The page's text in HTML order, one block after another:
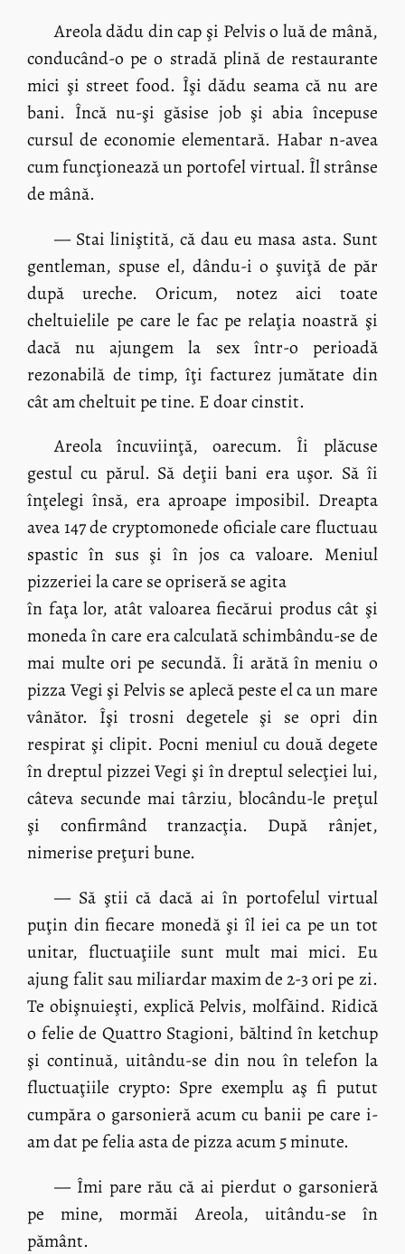
Areola dădu din cap şi Pelvis o luă de mână,
conducând-o pe o stradă plină de restaurante
mici şi street food. Îşi dădu seama că nu are
bani. Încă nu-şi găsise job şi abia începuse
cursul de economie elementară. Habar n-avea
cum funcţionează un portofel virtual. Îl strânse
de mână.
— Stai liniştită, că dau eu masa asta. Sunt
gentleman, spuse el, dându-i o şuviţă de păr
după ureche. Oricum, notez aici toate
cheltuielile pe care le fac pe relaţia noastră şi
dacă nu ajungem la sex într-o perioadă
rezonabilă de timp, îţi facturez jumătate din
cât am cheltuit pe tine. E doar cinstit.
Areola încuviinţă, oarecum. Îi plăcuse
gestul cu părul. Să deţii bani era uşor. Să îi
înţelegi însă, era aproape imposibil. Dreapta
avea 147 de cryptomonede oficiale care fluctuau
spastic în sus şi în jos ca valoare. Meniul
pizzeriei la care se opriseră se agita
în faţa lor, atât valoarea fiecărui produs cât şi
moneda în care era calculată schimbându-se de
mai multe ori pe secundă. Îi arătă în meniu o
pizza Vegi şi Pelvis se aplecă peste el ca un mare
vânător. Îşi trosni degetele şi se opri din
respirat şi clipit. Pocni meniul cu două degete
în dreptul pizzei Vegi şi în dreptul selecţiei lui,
câteva secunde mai târziu, blocându-le preţul
şi confirmând tranzacţia. După rânjet,
nimerise preţuri bune.
— Să ştii că dacă ai în portofelul virtual
puţin din fiecare monedă şi îl iei ca pe un tot
unitar, fluctuaţiile sunt mult mai mici. Eu
ajung falit sau miliardar maxim de 2-3 ori pe zi.
Te obişnuieşti, explică Pelvis, molfăind. Ridică
o felie de Quattro Stagioni, băltind în ketchup
şi continuă, uitându-se din nou în telefon la
fluctuaţiile crypto: Spre exemplu aş fi putut
cumpăra o garsonieră acum cu banii pe care i-
am dat pe felia asta de pizza acum 5 minute.
— Îmi pare rău că ai pierdut o garsonieră
pe mine, mormăi Areola, uitându-se în
pământ.